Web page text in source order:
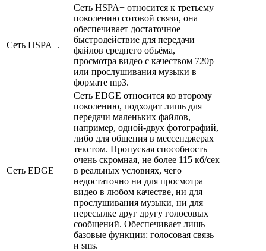
Сеть HSPA+.
Сеть HSPA+ относится к третьему
поколению сотовой связи, она
обеспечивает достаточное
быстродействие для передачи
файлов среднего объёма,
просмотра видео с качеством 720p
или прослушивания музыки в
формате mp3.
Сеть EDGE
Сеть EDGE относится ко второму
поколению, подходит лишь для
передачи маленьких файлов,
например, одной-двух фотографий,
либо для общения в мессенджерах
текстом. Пропуская способность
очень скромная, не более 115 кб/сек
в реальных условиях, чего
недостаточно ни для просмотра
видео в любом качестве, ни для
прослушивания музыки, ни для
пересылке друг другу голосовых
сообщений. Обеспечивает лишь
базовые функции: голосовая связь
и sms.